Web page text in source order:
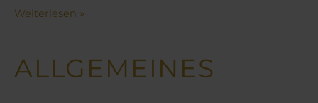
Weiterlesen »
ALLGEMEINES
Allgemeines